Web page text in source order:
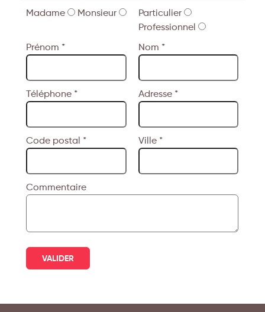
Madame Monsieur
Particulier
Professionnel
Prénom *
Nom *
Téléphone * Adresse *
Code postal * Ville *
Commentaire
VALIDER